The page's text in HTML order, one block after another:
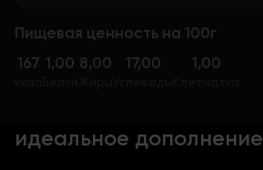
Пищевая ценность на 100г
167 1,00 8,00 17,00 1,00
идеальное дополнение